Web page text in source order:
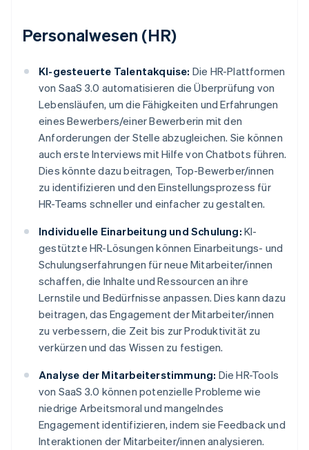
Personalwesen (HR)
KI-gesteuerte Talentakquise: Die HR-Plattformen
von SaaS 3.0 automatisieren die Überprüfung von
Lebensläufen, um die Fähigkeiten und Erfahrungen
eines Bewerbers/einer Bewerberin mit den
Anforderungen der Stelle abzugleichen. Sie können
auch erste Interviews mit Hilfe von Chatbots führen.
Dies könnte dazu beitragen, Top-Bewerber/innen
zu identifizieren und den Einstellungsprozess für
HR-Teams schneller und einfacher zu gestalten.
Individuelle Einarbeitung und Schulung: KI-
gestützte HR-Lösungen können Einarbeitungs- und
Schulungserfahrungen für neue Mitarbeiter/innen
schaffen, die Inhalte und Ressourcen an ihre
Lernstile und Bedürfnisse anpassen. Dies kann dazu
beitragen, das Engagement der Mitarbeiter/innen
zu verbessern, die Zeit bis zur Produktivität zu
verkürzen und das Wissen zu festigen.
Analyse der Mitarbeiterstimmung: Die HR-Tools
von SaaS 3.0 können potenzielle Probleme wie
niedrige Arbeitsmoral und mangelndes
Engagement identifizieren, indem sie Feedback und
Interaktionen der Mitarbeiter/innen analysieren.